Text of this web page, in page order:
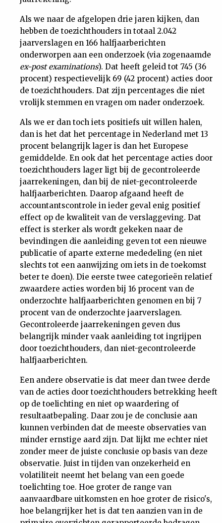
Als we naar de afgelopen drie jaren kijken, dan
hebben de toezichthouders in totaal 2.042
jaarverslagen en 166 halfjaarberichten
onderworpen aan een onderzoek (via zogenaamde
ex-post examinations). Dat heeft geleid tot 745 (36
procent) respectievelijk 69 (42 procent) acties door
de toezichthouders. Dat zijn percentages die niet
vrolijk stemmen en vragen om nader onderzoek.
Als we er dan toch iets positiefs uit willen halen,
dan is het dat het percentage in Nederland met 13
procent belangrijk lager is dan het Europese
gemiddelde. En ook dat het percentage acties door
toezichthouders lager ligt bij de gecontroleerde
jaarrekeningen, dan bij de niet-gecontroleerde
halfjaarberichten. Daarop afgaand heeft de
accountantscontrole in ieder geval enig positief
effect op de kwaliteit van de verslaggeving. Dat
effect is sterker als wordt gekeken naar de
bevindingen die aanleiding geven tot een nieuwe
publicatie of aparte externe mededeling (en niet
slechts tot een aanwijzing om iets in de toekomst
beter te doen). Die eerste twee categorieën relatief
zwaardere acties worden bij 16 procent van de
onderzochte halfjaarberichten genomen en bij 7
procent van de onderzochte jaarverslagen.
Gecontroleerde jaarrekeningen geven dus
belangrijk minder vaak aanleiding tot ingrijpen
door toezichthouders, dan niet-gecontroleerde
halfjaarberichten.
Een andere observatie is dat meer dan twee derde
van de acties door toezichthouders betrekking heeft
op de toelichting en niet op waardering of
resultaatbepaling. Daar zou je de conclusie aan
kunnen verbinden dat de meeste observaties van
minder ernstige aard zijn. Dat lijkt me echter niet
zonder meer de juiste conclusie op basis van deze
observatie. Juist in tijden van onzekerheid en
volatiliteit neemt het belang van een goede
toelichting toe. Hoe groter de range van
aanvaardbare uitkomsten en hoe groter de risico's,
hoe belangrijker het is dat ten aanzien van in de